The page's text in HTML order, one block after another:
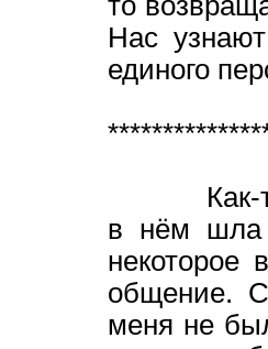
Нас
единого
Как-то
в нём шла
некоторое
общение.
меня не